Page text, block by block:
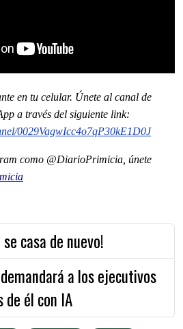
en tu celular. Únete al canal de
a través del siguiente link:
0029VagwIcc4o7qP30kE1D0J
como @DiarioPrimicia, únete
casa de nuevo!
a los ejecutivos
de él con IA